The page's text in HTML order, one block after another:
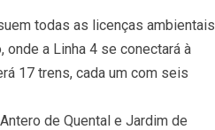
todas as licenças ambientais
onde a Linha 4 se conectará à
17 trens, cada um com seis
de Quental e Jardim de